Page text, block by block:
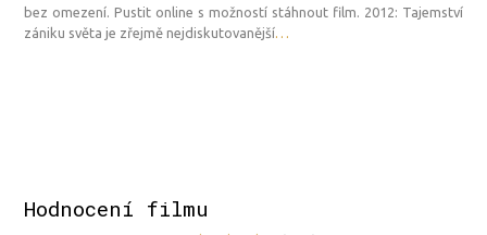
bez omezení. Pustit online s možností stáhnout film. 2012: Tajemství
zániku světa je zřejmě nejdiskutovanější
Hodnocení filmu